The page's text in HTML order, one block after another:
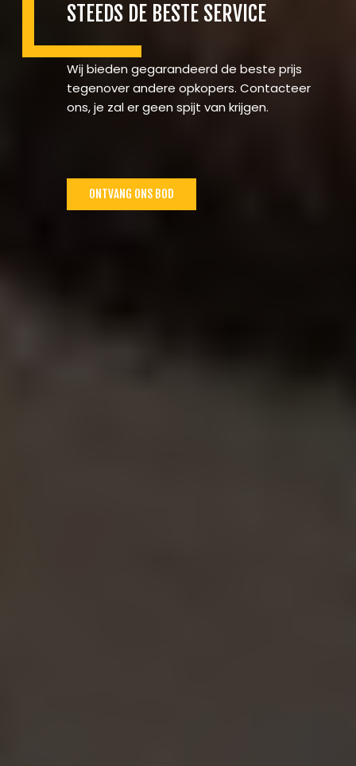
STEEDS DE BESTE SERVICE
Wij bieden gegarandeerd de beste prijs
tegenover andere opkopers. Contacteer
ons, je zal er geen spijt van krijgen.
ONTVANG ONS BOD